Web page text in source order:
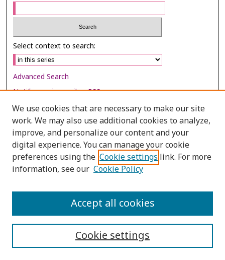
Select context to search:
Advanced Search
Notify me via email orRSS
Browse
Collections
Disciplines
Authors
We use cookies that are necessary to make our site
work. We may also use additional cookies to analyze,
improve, and personalize our content and your
digital experience. You can manage your cookie
preferences using the Cookie settings link. For more
information, see our Cookie Policy
Cookie settings
Accept all cookies